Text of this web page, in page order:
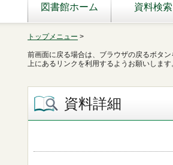
図書館ホーム 資料検索
トップメニュー >
前画面に戻る場合は、ブラウザの戻るボタン
上にあるリンクを利用するようお願いします
資料詳細